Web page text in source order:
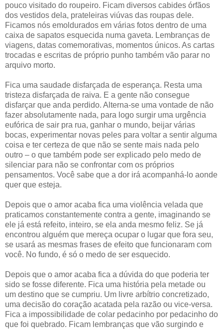
pouco visitado do roupeiro. Ficam diversos cabides órfãos
dos vestidos dela, prateleiras viúvas das roupas dele.
Ficamos nós emoldurados em várias fotos dentro de uma
caixa de sapatos esquecida numa gaveta. Lembranças de
viagens, datas comemorativas, momentos únicos. As cartas
trocadas e escritas de próprio punho também vão parar no
arquivo morto.
Fica uma saudade disfarçada de esperança. Resta uma
tristeza disfarçada de raiva. E a gente não consegue
disfarçar que anda perdido. Alterna-se uma vontade de não
fazer absolutamente nada, para logo surgir uma urgência
eufórica de sair pra rua, ganhar o mundo, beijar várias
bocas, experimentar novas peles para voltar a sentir alguma
coisa e ter certeza de que não se sente mais nada pelo
outro – o que também pode ser explicado pelo medo de
silenciar para não se confrontar com os próprios
pensamentos. Você sabe que a dor irá acompanhá-lo aonde
quer que esteja.
Depois que o amor acaba fica uma violência velada que
praticamos constantemente contra a gente, imaginando se
ele já está refeito, inteiro, se ela anda mesmo feliz. Se já
encontrou alguém que mereça ocupar o lugar que fora seu,
se usará as mesmas frases de efeito que funcionaram com
você. No fundo, é só o medo de ser esquecido.
Depois que o amor acaba fica a dúvida do que poderia ter
sido se fosse diferente. Fica uma história pela metade ou
um destino que se cumpriu. Um livre arbítrio concretizado,
uma decisão do coração acatada pela razão ou vice-versa.
Fica a impossibilidade de colar pedacinho por pedacinho do
que foi quebrado. Ficam lembranças que vão surgindo e